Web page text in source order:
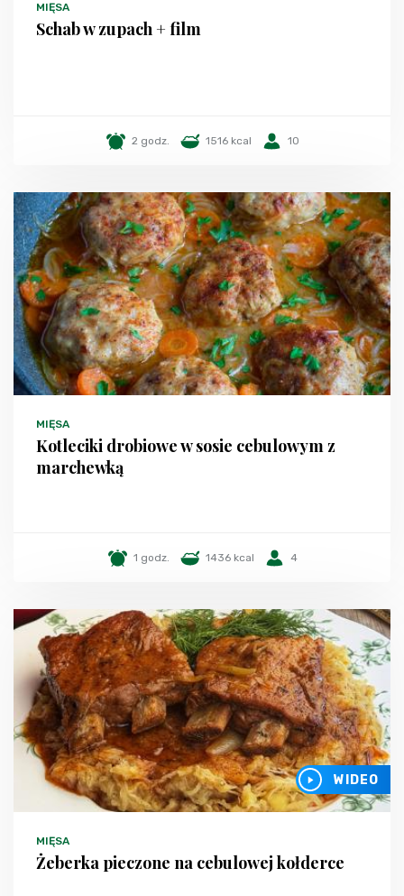
MIĘSA
Schab w zupach + film
2 godz. 1516 kcal 10
MIĘSA
Kotleciki drobiowe w sosie cebulowym z
marchewką
1 godz. 1436 kcal 4
WIDEO
MIĘSA
Żeberka pieczone na cebulowej kołderce